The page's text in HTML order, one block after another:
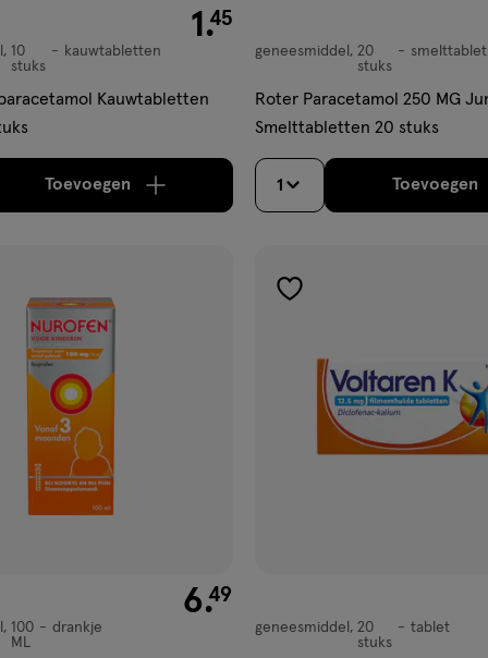
€ 1.45
1 .45
10
stuks
kauwtabletten
Kauwtabletten
Toevoegenverhoog aantal met één, Limiet bereikt.Je kan
geneesmiddel,
geneesmiddel
20
stuks
smelttablet
Roter Paracetamol 250 MG
Smelttabletten 20 stuks
1 Toevoegen
€ 6.49
6.49
100
ML
drankje
toevoegen
verlanglijst
geneesmiddel,
geneesmiddel
20
stuks
tablet